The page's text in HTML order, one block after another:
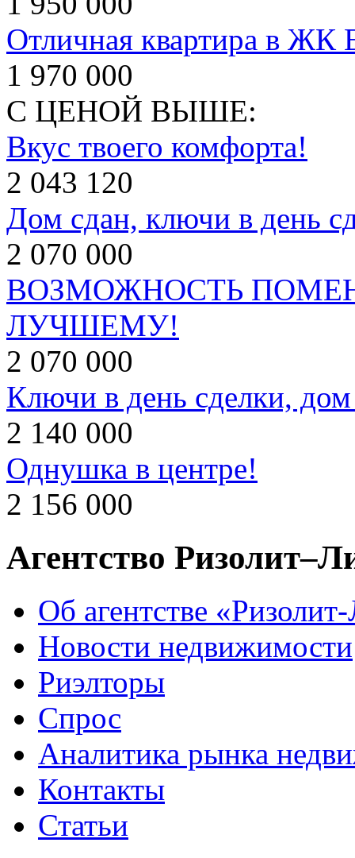
Отличная квартира в ЖК
1 970 000
С ЦЕНОЙ ВЫШЕ:
Вкус твоего комфорта!
2 043 120
Дом сдан, ключи в день
2 070 000
ВОЗМОЖНОСТЬ
ЛУЧШЕМУ!
2 070 000
Ключи в день сделки,
2 140 000
Однушка в центре!
2 156 000
Агентство
Об агентстве
Новости недвижимости
Риэлторы
Спрос
Аналитика рынка
Контакты
Статьи